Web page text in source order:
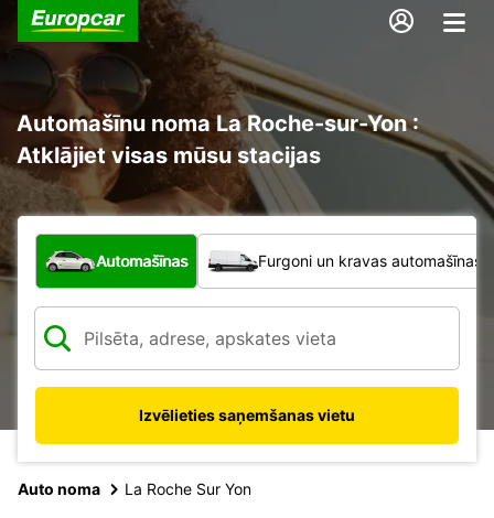
Automašīnu noma La Roche-sur-Yon :
Atklājiet visas mūsu stacijas
Kāda veida transportlīdzeklis?
Automašīnas Furgoni un kravas automašīnas
Izvēlieties saņemšanas vietu
Auto noma La Roche Sur Yon